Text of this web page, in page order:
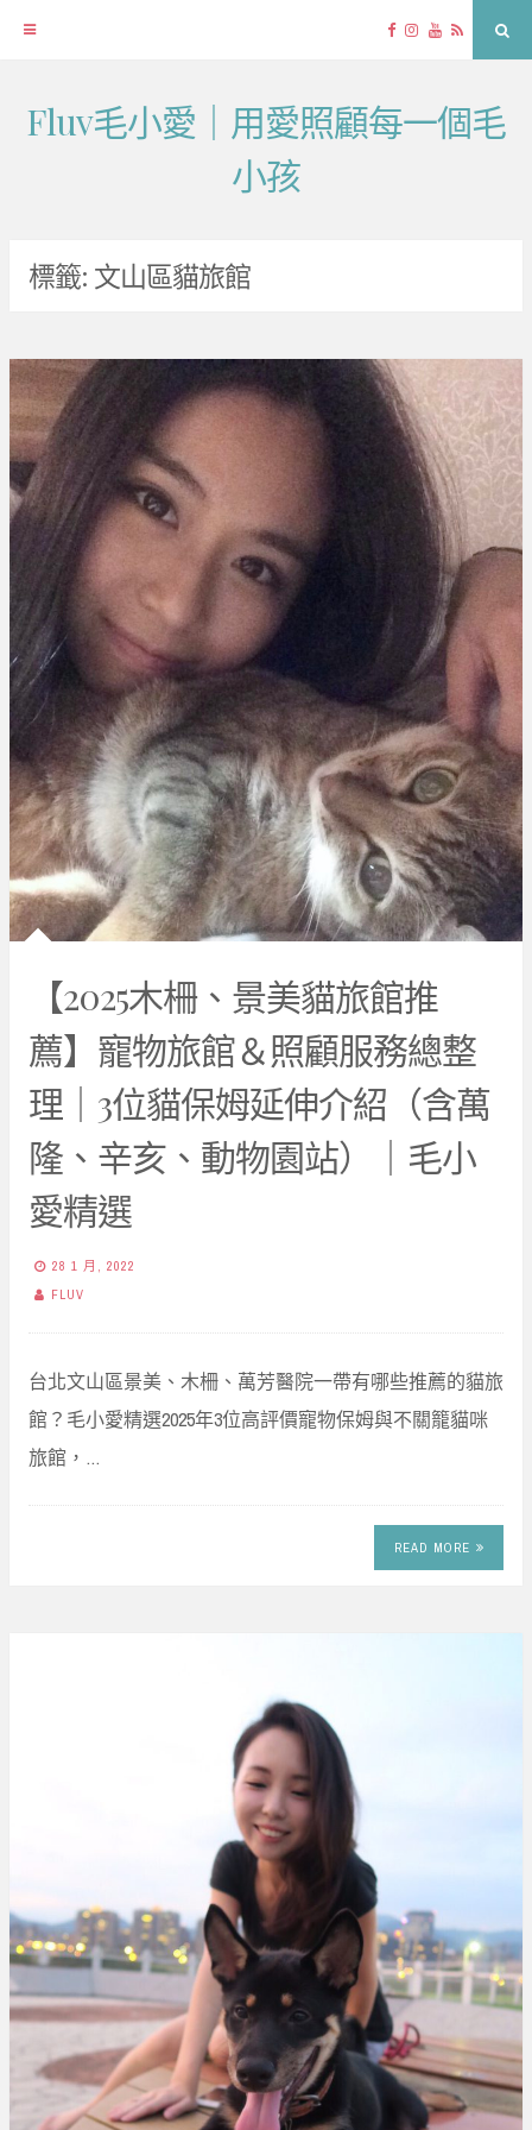
Skip
Facebook
Instagram
YouTube
RSS
Fluv毛小愛｜用愛照顧每一個毛
小孩
標籤: 文山區貓旅館
【2025木柵、景美貓旅館推
薦】寵物旅館＆照顧服務總整
理｜3位貓保姆延伸介紹（含萬
隆、辛亥、動物園站）｜毛小
愛精選
28 1 月, 2022
FLUV
台北文山區景美、木柵、萬芳醫院一帶有哪些推薦的貓旅
館？毛小愛精選2025年3位高評價寵物保姆與不關籠貓咪
旅館，…
READ MORE